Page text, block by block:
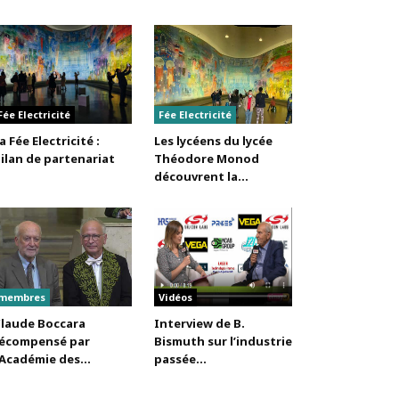
Electricité
Fée Electricité :
de partenariat
Fée Electricité
Les lycéens du lycée
Théodore Monod
découvrent la...
Boccara
par
des...
Vidéos
Interview de B.
Bismuth sur l’industrie
passée...